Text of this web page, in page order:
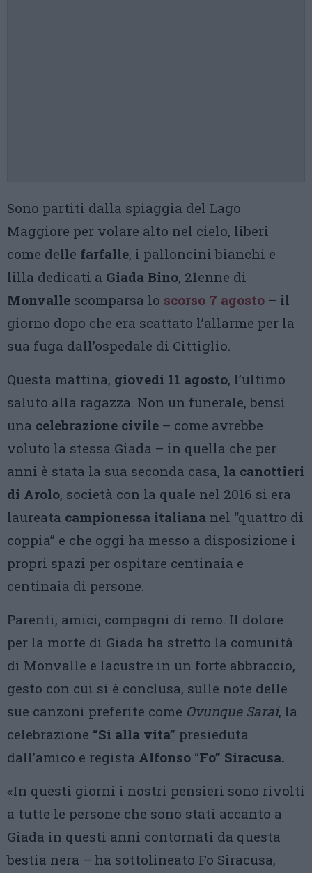
Sono partiti dalla spiaggia del Lago
Maggiore per volare alto nel cielo, liberi
come delle farfalle, i palloncini bianchi e
lilla dedicati a Giada Bino, 21enne di
Monvalle scomparsa lo scorso 7 agosto – il
giorno dopo che era scattato l’allarme per la
sua fuga dall’ospedale di Cittiglio.
Questa mattina, giovedì 11 agosto, l’ultimo
saluto alla ragazza. Non un funerale, bensì
una celebrazione civile – come avrebbe
voluto la stessa Giada – in quella che per
anni è stata la sua seconda casa, la canottieri
di Arolo, società con la quale nel 2016 si era
laureata campionessa italiana nel “quattro di
coppia” e che oggi ha messo a disposizione i
propri spazi per ospitare centinaia e
centinaia di persone.
Parenti, amici, compagni di remo. Il dolore
per la morte di Giada ha stretto la comunità
di Monvalle e lacustre in un forte abbraccio,
gesto con cui si è conclusa, sulle note delle
sue canzoni preferite come Ovunque Sarai, la
celebrazione “Sì alla vita” presieduta
dall’amico e regista Alfonso “Fo” Siracusa.
«In questi giorni i nostri pensieri sono rivolti
a tutte le persone che sono stati accanto a
Giada in questi anni contornati da questa
bestia nera – ha sottolineato Fo Siracusa,